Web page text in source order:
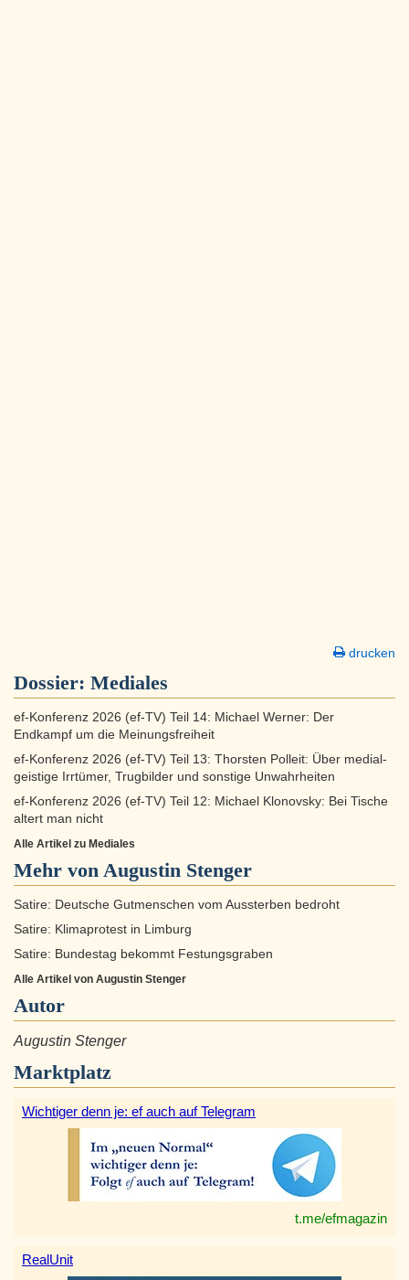
drucken
Dossier: Mediales
ef-Konferenz 2026 (ef-TV) Teil 14: Michael Werner: Der
Endkampf um die Meinungsfreiheit
ef-Konferenz 2026 (ef-TV) Teil 13: Thorsten Polleit: Über medial-
geistige Irrtümer, Trugbilder und sonstige Unwahrheiten
ef-Konferenz 2026 (ef-TV) Teil 12: Michael Klonovsky: Bei Tische
altert man nicht
Alle Artikel zu Mediales
Mehr von Augustin Stenger
Satire: Deutsche Gutmenschen vom Aussterben bedroht
Satire: Klimaprotest in Limburg
Satire: Bundestag bekommt Festungsgraben
Alle Artikel von Augustin Stenger
Autor
Augustin Stenger
Marktplatz
Wichtiger denn je: ef auch auf Telegram
t.me/efmagazin
RealUnit